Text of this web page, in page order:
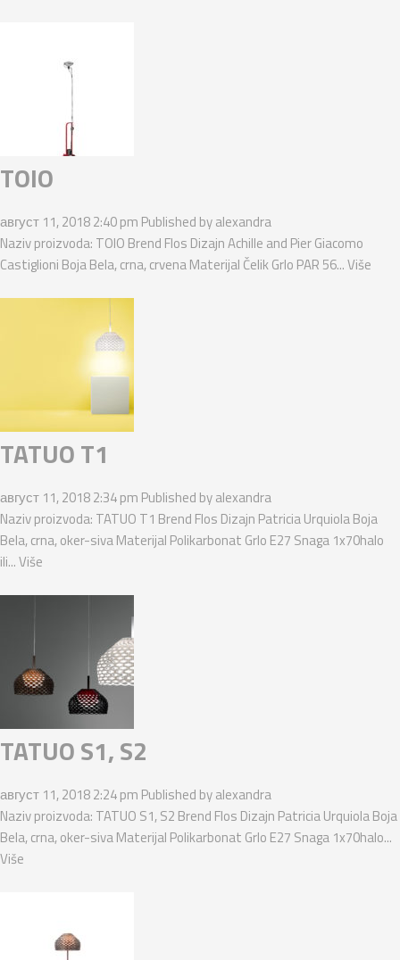
TOIO
август 11, 2018 2:40 pm Published byalexandra
Naziv proizvoda: TOIO Brend Flos Dizajn Achille and Pier Giacomo
Castiglioni Boja Bela, crna, crvena Materijal Čelik Grlo PAR 56...Više
TATUO T1
август 11, 2018 2:34 pm Published byalexandra
Naziv proizvoda: TATUO T1 Brend Flos Dizajn Patricia Urquiola Boja
Bela, crna, oker-siva Materijal Polikarbonat Grlo E27 Snaga 1x70halo
ili...Više
TATUO S1, S2
август 11, 2018 2:24 pm Published byalexandra
Naziv proizvoda: TATUO S1, S2 Brend Flos Dizajn Patricia Urquiola Boja
Bela, crna, oker-siva Materijal Polikarbonat Grlo E27 Snaga 1x70halo...
Više